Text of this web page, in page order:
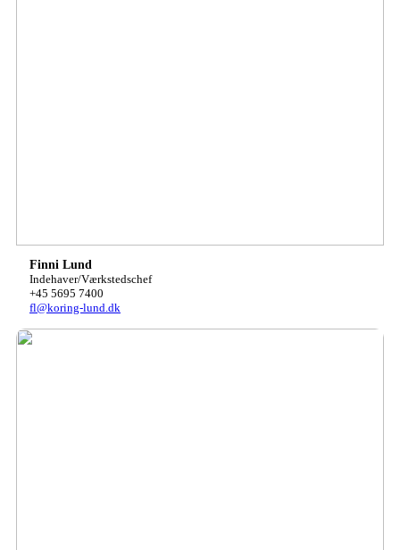
Finni Lund
Indehaver/Værkstedschef
+45 5695 7400
fl@koring-lund.dk